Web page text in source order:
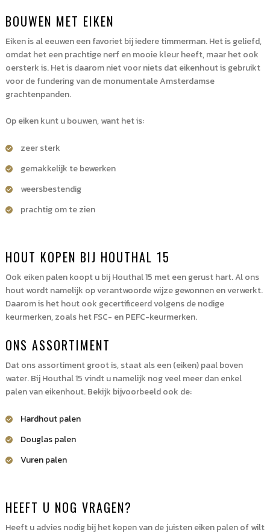
BOUWEN MET EIKEN
Eiken is al eeuwen een favoriet bij iedere timmerman. Het is geliefd,
omdat het een prachtige nerf en mooie kleur heeft, maar het ook
oersterk is. Het is daarom niet voor niets dat eikenhout is gebruikt
voor de fundering van de monumentale Amsterdamse
grachtenpanden.
Op eiken kunt u bouwen, want het is:
zeer sterk
gemakkelijk te bewerken
weersbestendig
prachtig om te zien
HOUT KOPEN BIJ HOUTHAL 15
Ook eiken palen koopt u bij Houthal 15 met een gerust hart. Al ons
hout wordt namelijk op verantwoorde wijze gewonnen en verwerkt.
Daarom is het hout ook gecertificeerd volgens de nodige
keurmerken, zoals het FSC- en PEFC-keurmerken.
ONS ASSORTIMENT
Dat ons assortiment groot is, staat als een (eiken) paal boven
water. Bij Houthal 15 vindt u namelijk nog veel meer dan enkel
palen van eikenhout. Bekijk bijvoorbeeld ook de:
Hardhout palen
Douglas palen
Vuren palen
HEEFT U NOG VRAGEN?
Heeft u advies nodig bij het kopen van de juisten eiken palen of wilt